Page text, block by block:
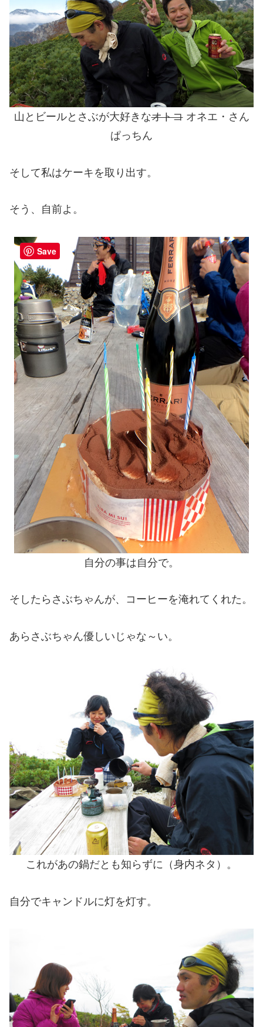
山とビールとさぶが大好きなオトコオネエ・さん
ぱっちん
そして私はケーキを取り出す。
そう、自前よ。
自分の事は自分で。
そしたらさぶちゃんが、コーヒーを淹れてくれた。
あらさぶちゃん優しいじゃな～い。
これがあの鍋だとも知らずに（身内ネタ）。
自分でキャンドルに灯を灯す。
Save